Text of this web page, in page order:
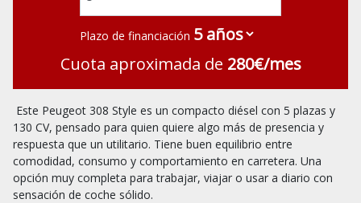
Plazo de financiación
Cuota aproximada de 280€/mes
130 CV, pensado para quien quiere algo más de presencia y
respuesta que un utilitario. Tiene buen equilibrio entre
comodidad, consumo y comportamiento en carretera. Una
opción muy completa para trabajar, viajar o usar a diario con
sensación de coche sólido.